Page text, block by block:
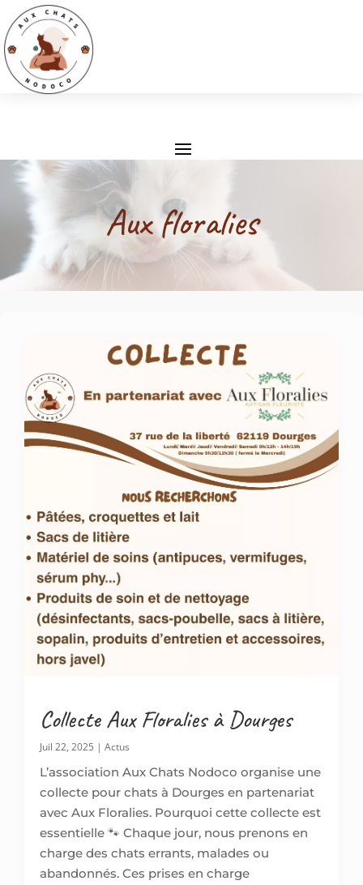
Aux floralies
Collecte Aux Floralies à Dourges
Juil 22, 2025 | Actus
L’association Aux Chats Nodoco organise une
collecte pour chats à Dourges en partenariat
avec Aux Floralies. Pourquoi cette collecte est
essentielle 🐾 Chaque jour, nous prenons en
charge des chats errants, malades ou
abandonnés. Ces prises en charge